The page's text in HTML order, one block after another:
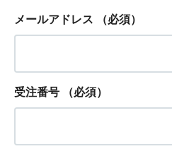
メールアドレス （必須）
受注番号 （必須）